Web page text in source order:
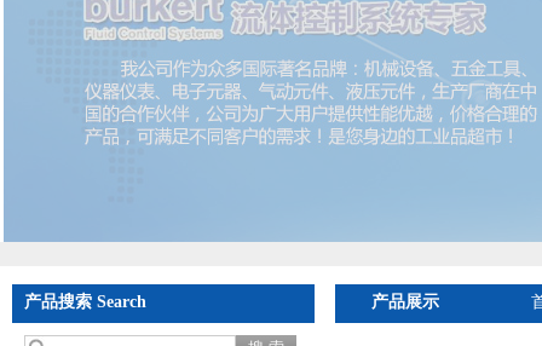
产品搜索 Search 产品展示